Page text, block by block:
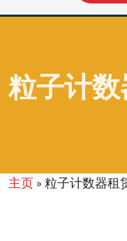
粒子计
主页 » 粒子计数器租